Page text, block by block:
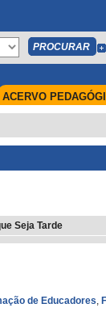
ACERVO
Seja Tarde
de Educadores,